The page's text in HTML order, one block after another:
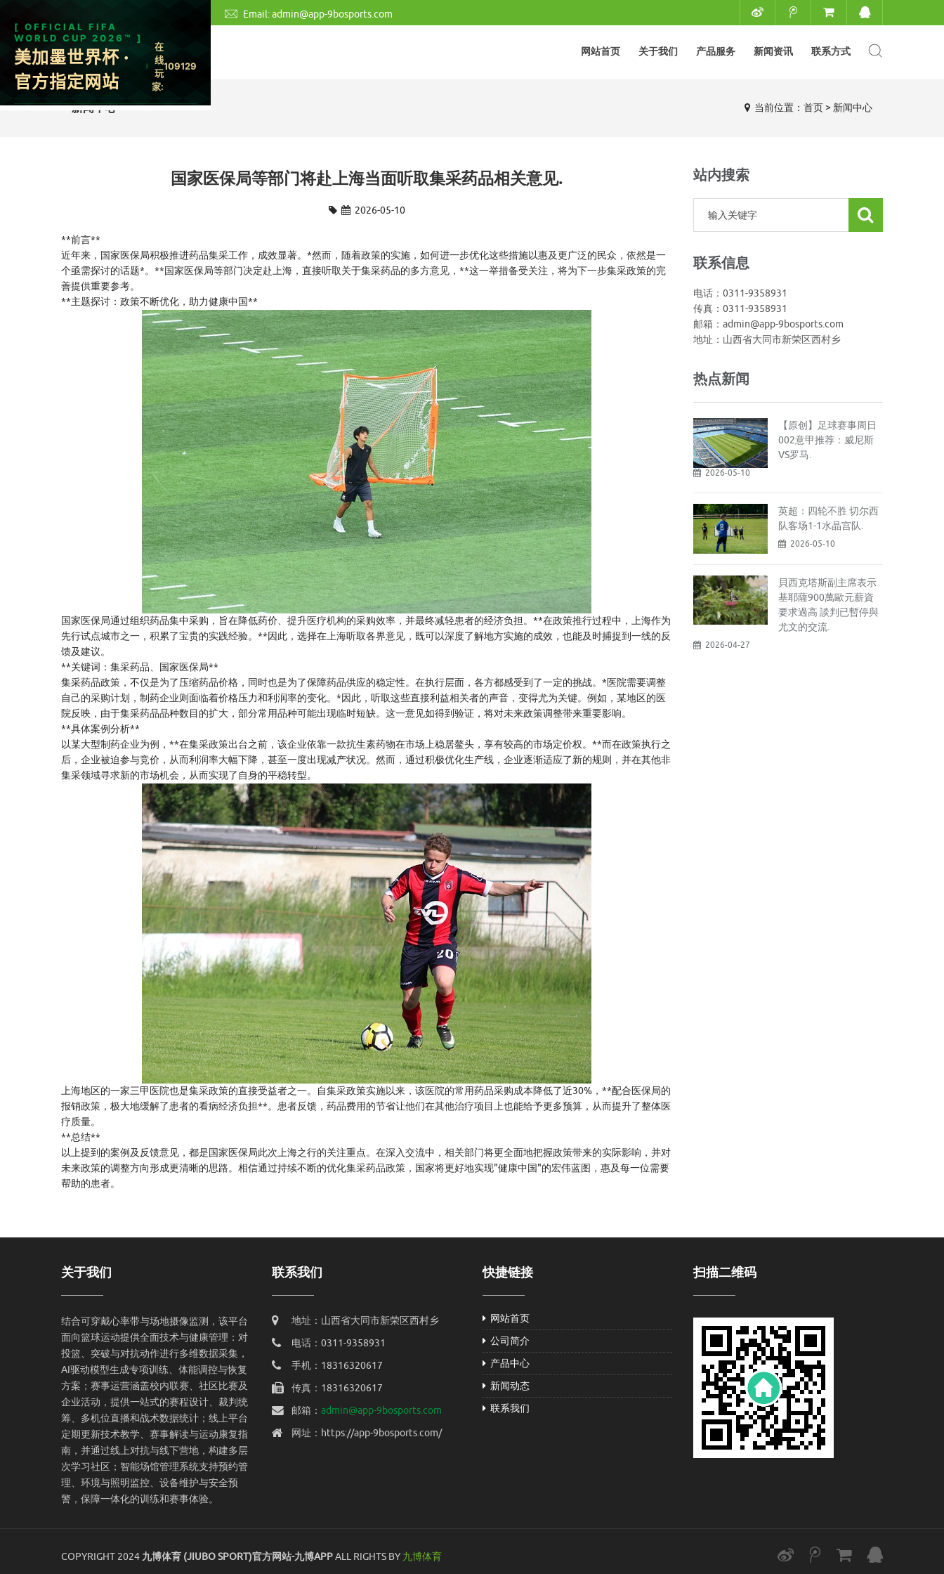
Email:admin@app-9bosports.com
网站首页 关于我们 产品服务 新闻资讯 联系方式
新闻中心 当前位置： 首页 > 新闻中心
国家医保局等部门将赴上海当面听取集采药品相关意见.
2026-05-10
**前言**
近年来，国家医保局积极推进药品集采工作，成效显著。*然而，随着政策的实施，如何进一步优化这些措施以惠及更广泛的民众，依然是一
个亟需探讨的话题*。**国家医保局等部门决定赴上海，直接听取关于集采药品的多方意见，**这一举措备受关注，将为下一步集采政策的完
善提供重要参考。
**主题探讨：政策不断优化，助力健康中国**
国家医保局通过组织药品集中采购，旨在降低药价、提升医疗机构的采购效率，并最终减轻患者的经济负担。**在政策推行过程中，上海作为
先行试点城市之一，积累了宝贵的实践经验。**因此，选择在上海听取各界意见，既可以深度了解地方实施的成效，也能及时捕捉到一线的反
馈及建议。
**关键词：集采药品、国家医保局**
集采药品政策，不仅是为了压缩药品价格，同时也是为了保障药品供应的稳定性。在执行层面，各方都感受到了一定的挑战。*医院需要调整
自己的采购计划，制药企业则面临着价格压力和利润率的变化。*因此，听取这些直接利益相关者的声音，变得尤为关键。例如，某地区的医
院反映，由于集采药品品种数目的扩大，部分常用品种可能出现临时短缺。这一意见如得到验证，将对未来政策调整带来重要影响。
**具体案例分析**
以某大型制药企业为例，**在集采政策出台之前，该企业依靠一款抗生素药物在市场上稳居鳌头，享有较高的市场定价权。**而在政策执行之
后，企业被迫参与竞价，从而利润率大幅下降，甚至一度出现减产状况。然而，通过积极优化生产线，企业逐渐适应了新的规则，并在其他非
集采领域寻求新的市场机会，从而实现了自身的平稳转型。
上海地区的一家三甲医院也是集采政策的直接受益者之一。自集采政策实施以来，该医院的常用药品采购成本降低了近30%，**配合医保局的
报销政策，极大地缓解了患者的看病经济负担**。患者反馈，药品费用的节省让他们在其他治疗项目上也能给予更多预算，从而提升了整体医
疗质量。
**总结**
以上提到的案例及反馈意见，都是国家医保局此次上海之行的关注重点。在深入交流中，相关部门将更全面地把握政策带来的实际影响，并对
未来政策的调整方向形成更清晰的思路。相信通过持续不断的优化集采药品政策，国家将更好地实现"健康中国"的宏伟蓝图，惠及每一位需要
帮助的患者。
站内搜索
联系信息
电话：0311-9358931
传真：0311-9358931
邮箱：admin@app-9bosports.com
地址：山西省大同市新荣区西村乡
热点新闻
【原创】足球赛事周日
002意甲推荐：威尼斯
VS罗马.
2026-05-10
英超：四轮不胜 切尔西
队客场1-1水晶宫队.
2026-05-10
貝西克塔斯副主席表示
基耶薩900萬歐元薪資
要求過高 談判已暫停與
尤文的交流.
2026-04-27
关于我们
结合可穿戴心率带与场地摄像监测，该平台
面向篮球运动提供全面技术与健康管理：对
投篮、突破与对抗动作进行多维数据采集，
AI驱动模型生成专项训练、体能调控与恢复
方案；赛事运营涵盖校内联赛、社区比赛及
企业活动，提供一站式的赛程设计、裁判统
筹、多机位直播和战术数据统计；线上平台
定期更新技术教学、赛事解读与运动康复指
南，并通过线上对抗与线下营地，构建多层
次学习社区；智能场馆管理系统支持预约管
理、环境与照明监控、设备维护与安全预
警，保障一体化的训练和赛事体验。
联系我们
地址：山西省大同市新荣区西村乡
电话：0311-9358931
手机：18316320617
传真：18316320617
邮箱：admin@app-9bosports.com
网址：https://app-9bosports.com/
快捷链接
网站首页
公司简介
产品中心
新闻动态
联系我们
扫描二维码
COPYRIGHT 2024 九博体育 (JIUBO SPORT)官方网站-九博APPALL RIGHTS BY 九博体育